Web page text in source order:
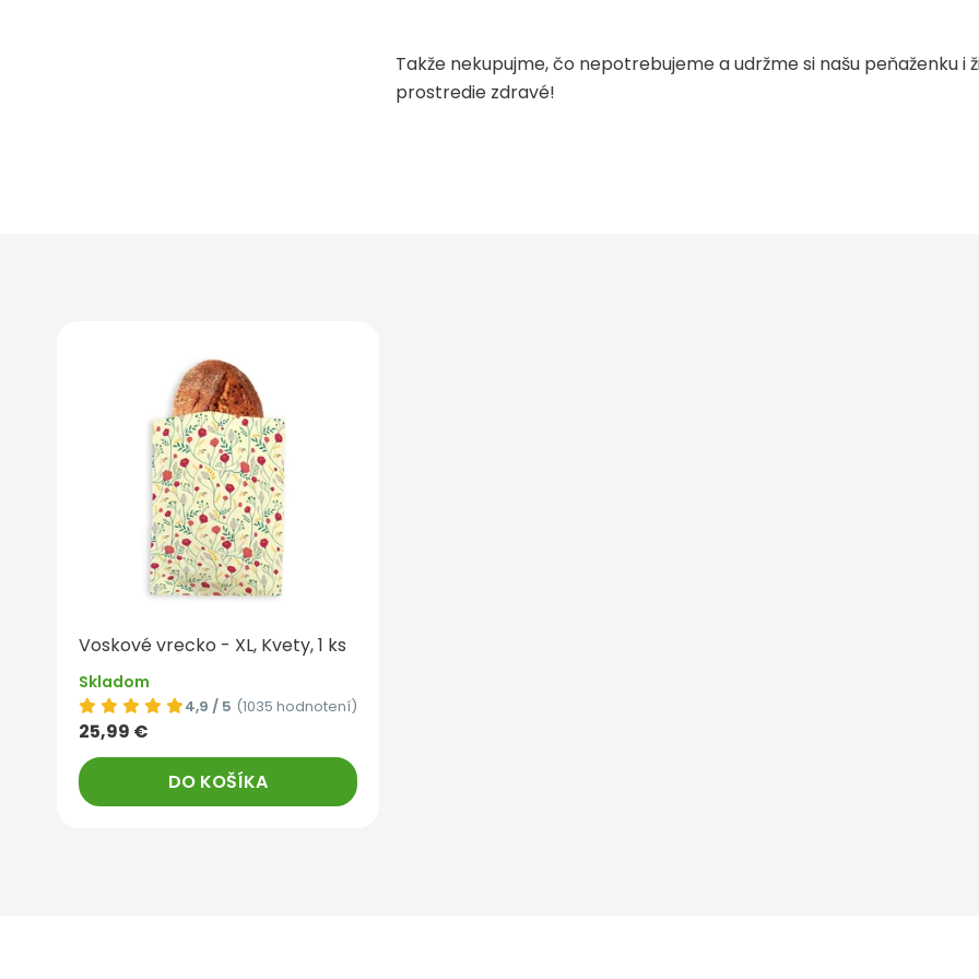
Takže nekupujme, čo nepotrebujeme a udržme si našu peňaženku i
prostredie zdravé!
Voskové vrecko - XL, Kvety, 1 ks
Skladom
4,9 / 5 (1035 hodnotení)
25,99 €
DO KOŠÍKA